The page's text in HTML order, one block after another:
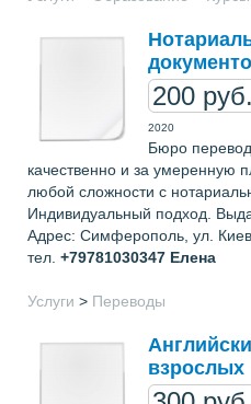
200
2020
Бюро
качественно и за умеренную
любой сложности с
Индивидуальный подход.
Адрес: Симферополь, ул.
тел. +79781030347 Елена
Услуги > Переводы
взрослых